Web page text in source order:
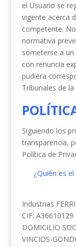
el Usuario se
vigente acerca
competente.
normativa
someterse a un
con renuncia
pudiera
Tribunales de
Siguiendo los
transparencia,
Política de
¿Quién es
Industrias
CIF: A36610129
DOMICILIO
VINCIOS-